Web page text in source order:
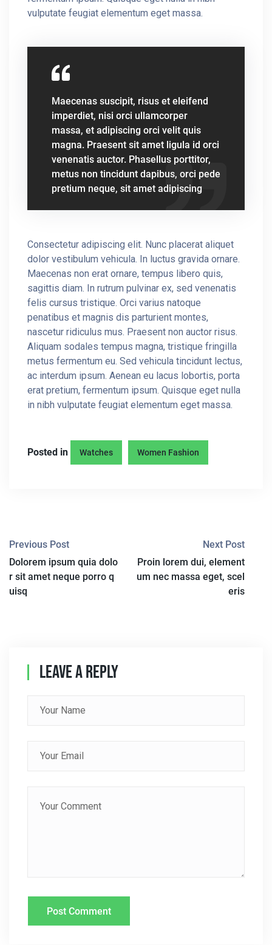
vulputate feugiat elementum eget massa.
Maecenas suscipit, risus et eleifend
imperdiet, nisi orci ullamcorper
massa, et adipiscing orci velit quis
magna. Praesent sit amet ligula id orci
venenatis auctor. Phasellus porttitor,
metus non tincidunt dapibus, orci pede
pretium neque, sit amet adipiscing
Consectetur adipiscing elit. Nunc placerat aliquet
dolor vestibulum vehicula. In luctus gravida ornare.
Maecenas non erat ornare, tempus libero quis,
sagittis diam. In rutrum pulvinar ex, sed venenatis
felis cursus tristique. Orci varius natoque
penatibus et magnis dis parturient montes,
nascetur ridiculus mus. Praesent non auctor risus.
Aliquam sodales tempus magna, tristique fringilla
metus fermentum eu. Sed vehicula tincidunt lectus,
ac interdum ipsum. Aenean eu lacus lobortis, porta
erat pretium, fermentum ipsum. Quisque eget nulla
in nibh vulputate feugiat elementum eget massa.
Posted in Watches Women Fashion
Previous Post
Dolorem ipsum quia dolo
r sit amet neque porro q
uisq
Next Post
Proin lorem dui, element
um nec massa eget, scel
eris
Leave A Reply